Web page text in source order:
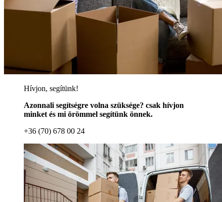
Hívjon, segítünk!
Azonnali segítségre volna szüksége? csak hívjon
minket és mi örömmel segítünk önnek.
+36 (70) 678 00 24